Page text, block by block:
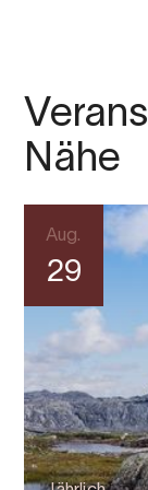
Nähe
Aug.
29